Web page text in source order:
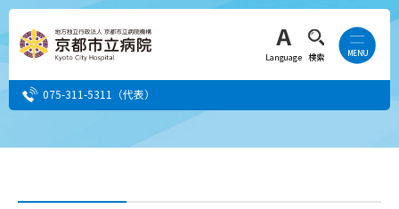
Language 検索
075-311-5311 （代表）